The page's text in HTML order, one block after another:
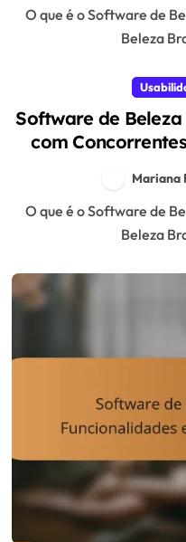
O que é o Software de Beleza Brasileiro? O Software de
Beleza
Software de
com
Mariana
O que é o Software de Beleza Brasileiro? O Software de
Beleza